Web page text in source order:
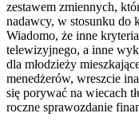
zestawem zmiennych,
nadawcy, w stosunku do
Wiadomo, że inne
telewizyjnego, a inne
dla młodzieży
menedżerów, wreszcie
się porywać na wiecach
roczne sprawozdanie